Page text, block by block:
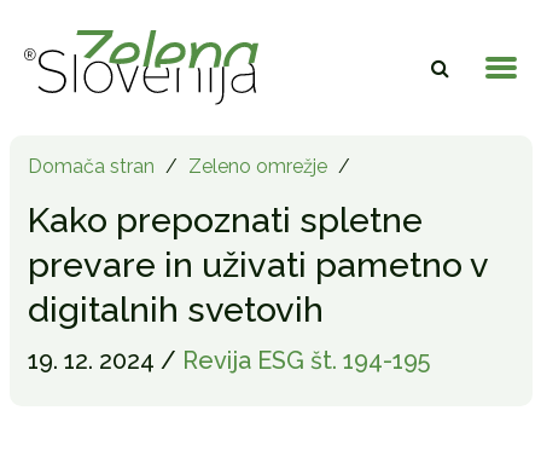
Domača stran / Zeleno omrežje /
Kako prepoznati spletne
prevare in uživati pametno v
digitalnih svetovih
19. 12. 2024 / Revija ESG št. 194-195